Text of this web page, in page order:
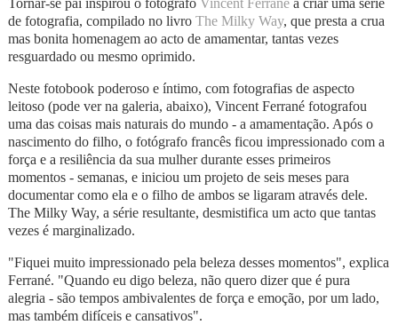
Tornar-se pai inspirou o fotógrafoVincent Ferranéa criar uma série
de fotografia, compilado no livroThe Milky Way, que presta a crua
mas bonita homenagem ao acto de amamentar, tantas vezes
resguardado ou mesmo oprimido.
Neste fotobook poderoso e íntimo, com fotografias de aspecto
leitoso (pode ver na galeria, abaixo), Vincent Ferrané fotografou
uma das coisas mais naturais do mundo - a amamentação. Após o
nascimento do filho, o fotógrafo francês ficou impressionado com a
força e a resiliência da sua mulher durante esses primeiros
momentos - semanas, e iniciou um projeto de seis meses para
documentar como ela e o filho de ambos se ligaram através dele.
The Milky Way, a série resultante, desmistifica um acto que tantas
vezes é marginalizado.
"Fiquei muito impressionado pela beleza desses momentos", explica
Ferrané. "Quando eu digo beleza, não quero dizer que é pura
alegria - são tempos ambivalentes de força e emoção, por um lado,
mas também difíceis e cansativos".